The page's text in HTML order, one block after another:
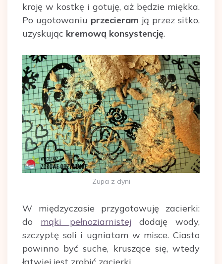
kroję w kostkę i gotuję, aż będzie miękka.
Po ugotowaniu przecieram ją przez sitko,
uzyskując kremową konsystencję.
Zupa z dyni
W międzyczasie przygotowuję zacierki:
do mąki pełnoziarnistej dodaję wody,
szczyptę soli i ugniatam w misce. Ciasto
powinno być suche, kruszące się, wtedy